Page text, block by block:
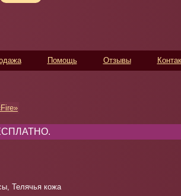
Помощь Отзывы
Телячья кожа